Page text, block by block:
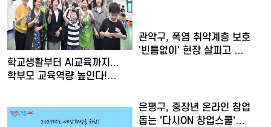
학교생활부터 AI교육까지...
학부모 교육역량 높인다!…
관악구, 폭염 취약계층 보호
'빈틈없이' 현장 살피고 …
은평구, 중장년 온라인 창업
돕는 '다시ON 창업스쿨'…